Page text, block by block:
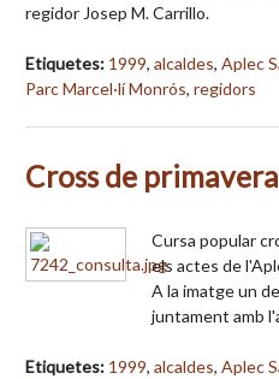
regidor Josep M. Carrillo.
Etiquetes: 1999, alcaldes, Aplec
Parc Marcel·lí Monrós, regidors
Cross de
Cursa popular
els actes de
A la imatge un
juntament amb
Etiquetes: 1999, alcaldes, Aplec